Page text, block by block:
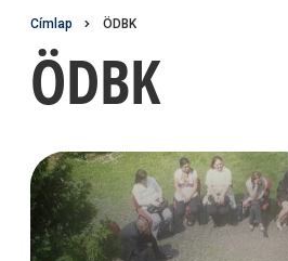
Morzsa
Címlap ÖDBK
ÖDBK